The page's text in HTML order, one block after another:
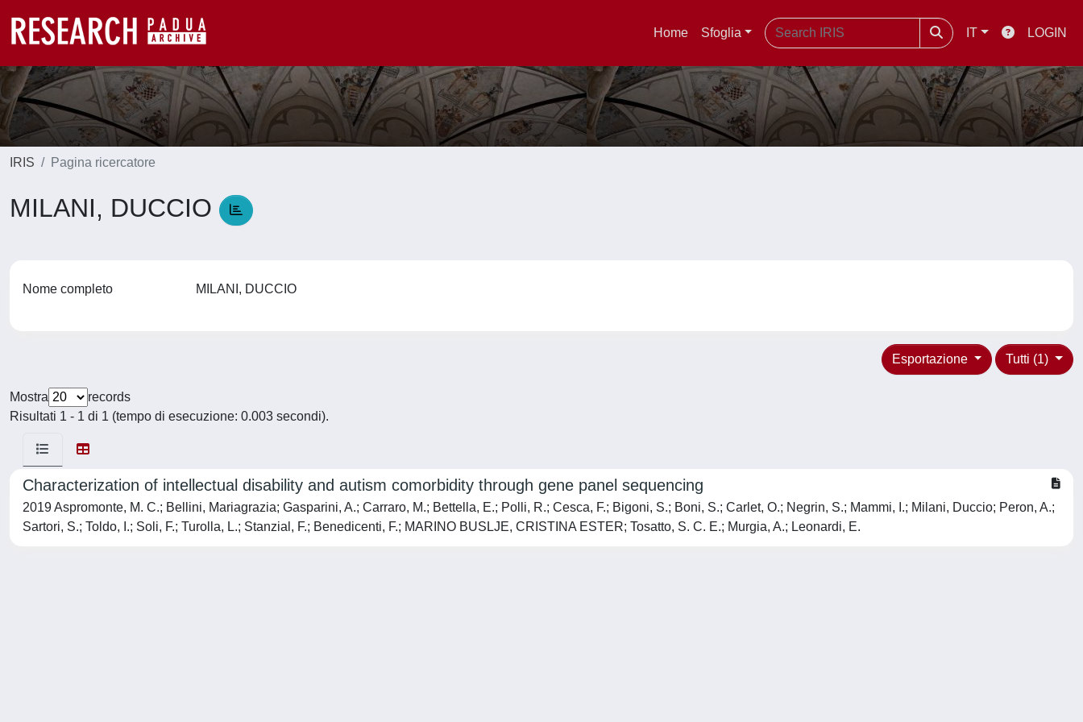
Home Sfoglia IT LOGIN
IRIS Pagina ricercatore
MILANI, DUCCIO
Nome completo MILANI, DUCCIO
Tutti (1)
Esportazione
Mostra
records
Risultati 1 - 1 di 1 (tempo di esecuzione: 0.003 secondi).
Characterization of intellectual disability and autism comorbidity through gene panel sequencing
2019 Aspromonte, M. C.; Bellini, Mariagrazia; Gasparini, A.; Carraro, M.; Bettella, E.; Polli, R.; Cesca, F.; Bigoni, S.; Boni, S.; Carlet, O.; Negrin, S.; Mammi, I.; Milani, Duccio; Peron, A.;
Sartori, S.; Toldo, I.; Soli, F.; Turolla, L.; Stanzial, F.; Benedicenti, F.; MARINO BUSLJE, CRISTINA ESTER; Tosatto, S. C. E.; Murgia, A.; Leonardi, E.